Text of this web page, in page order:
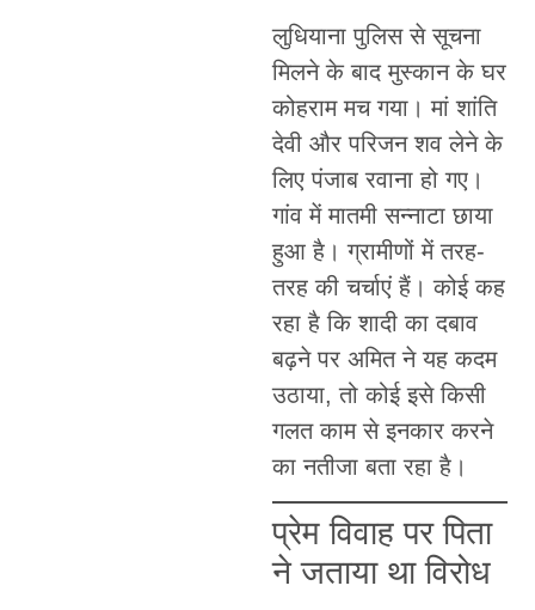
लुधियाना पुलिस से सूचना
मिलने के बाद मुस्कान के घर
कोहराम मच गया। मां शांति
देवी और परिजन शव लेने के
लिए पंजाब रवाना हो गए।
गांव में मातमी सन्नाटा छाया
हुआ है। ग्रामीणों में तरह-
तरह की चर्चाएं हैं। कोई कह
रहा है कि शादी का दबाव
बढ़ने पर अमित ने यह कदम
उठाया, तो कोई इसे किसी
गलत काम से इनकार करने
का नतीजा बता रहा है।
प्रेम विवाह पर पिता
ने जताया था विरोध